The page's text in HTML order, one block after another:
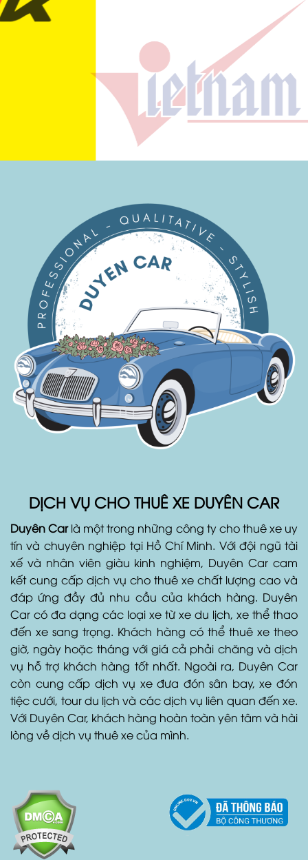
DỊCH VỤ CHO THUÊ XE DUYÊN CAR
Duyên Carlà một trong những công ty cho thuê xe uy
tín và chuyên nghiệp tại Hồ Chí Minh. Với đội ngũ tài
xế và nhân viên giàu kinh nghiệm, Duyên Car cam
kết cung cấp dịch vụ cho thuê xe chất lượng cao và
đáp ứng đầy đủ nhu cầu của khách hàng. Duyên
Car có đa dạng các loại xe từ xe du lịch, xe thể thao
đến xe sang trọng. Khách hàng có thể thuê xe theo
giờ, ngày hoặc tháng với giá cả phải chăng và dịch
vụ hỗ trợ khách hàng tốt nhất. Ngoài ra, Duyên Car
còn cung cấp dịch vụ xe đưa đón sân bay, xe đón
tiệc cưới, tour du lịch và các dịch vụ liên quan đến xe.
Với Duyên Car, khách hàng hoàn toàn yên tâm và hài
lòng về dịch vụ thuê xe của mình.